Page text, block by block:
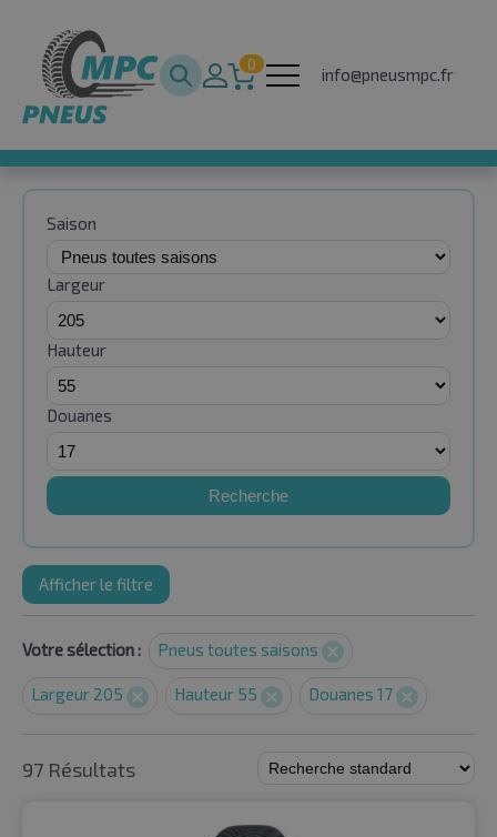
0
info@pneusmpc.fr
Saison
Largeur
Hauteur
Douanes
Recherche
Afficher le filtre
Votre sélection : Pneus toutes saisons
Largeur 205 Hauteur 55 Douanes 17
97 Résultats